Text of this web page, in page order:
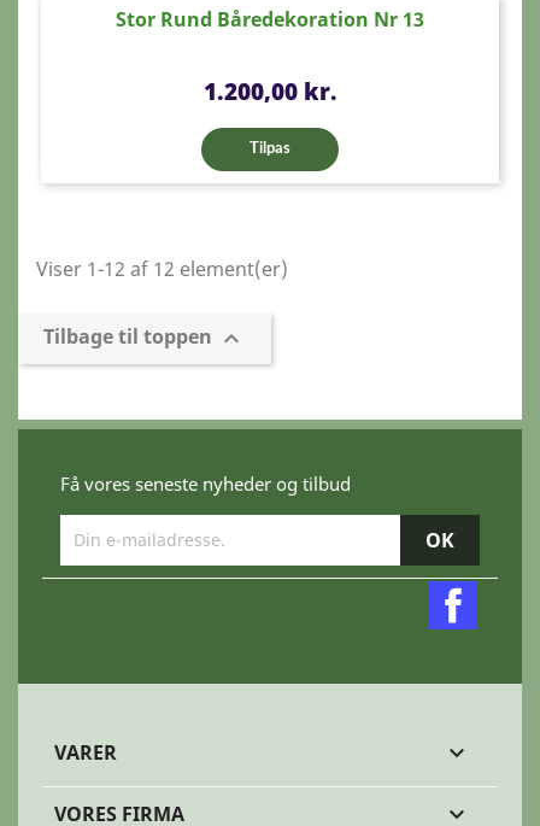
Stor Rund Båredekoration Nr 13
Pris
1.200,00 kr.
Tilpas
Viser 1-12 af 12 element(er)
Tilbage til toppen 
Få vores seneste nyheder og tilbud
VARER 
VORES FIRMA 